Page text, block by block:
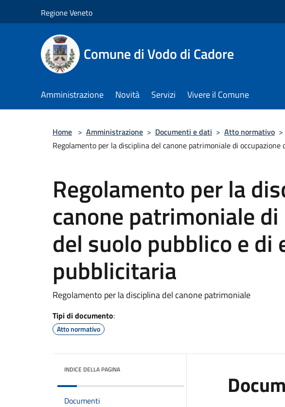
Regione Veneto
Comune di Vodo di Cadore
Amministrazione Novità Servizi Vivere il Comune
Home > Amministrazione > Documenti e dati > Atto normativo >
Regolamento per la disciplina del canone patrimoniale di
Regolamento per la
canone patrimoniale
del suolo pubblico e di
pubblicitaria
Regolamento per la disciplina del canone patrimoniale
Tipi di documento:
Atto normativo
INDICE DELLA PAGINA
Documenti